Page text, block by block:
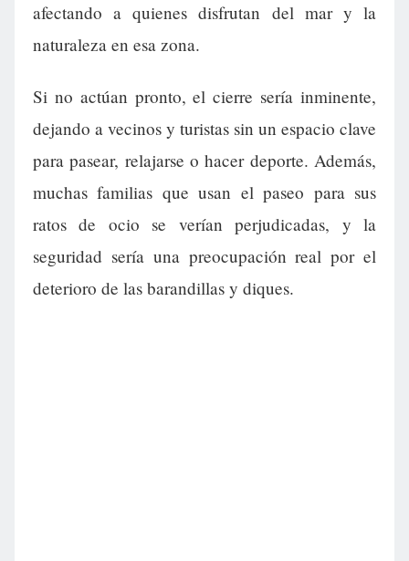
afectando a quienes disfrutan del mar y la
naturaleza en esa zona.
Si no actúan pronto, el cierre sería inminente,
dejando a vecinos y turistas sin un espacio clave
para pasear, relajarse o hacer deporte. Además,
muchas familias que usan el paseo para sus
ratos de ocio se verían perjudicadas, y la
seguridad sería una preocupación real por el
deterioro de las barandillas y diques.